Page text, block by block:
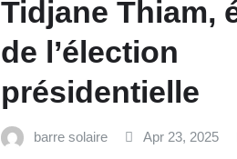
Tidjane Thiam,
de l’élection
présidentielle
barre solaire Apr 23, 2025